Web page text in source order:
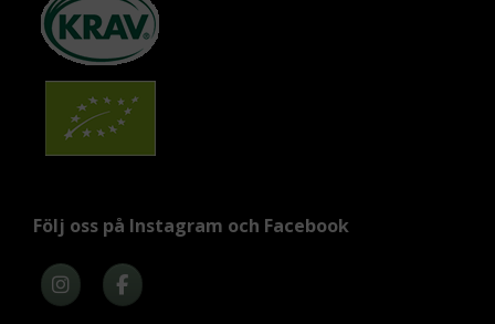
Följ oss på Instagram och Facebook